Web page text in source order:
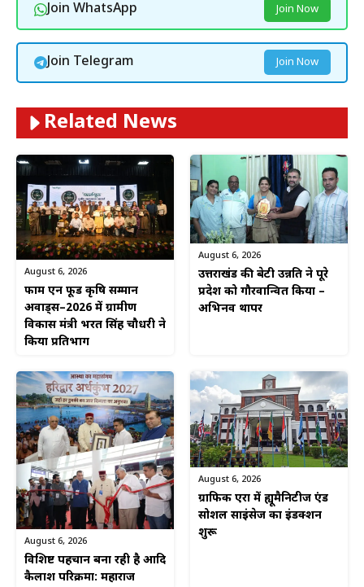
Join WhatsApp Join Now
Join Telegram Join Now
Related News
August 6, 2026
फार्म एन फूड कृषि सम्मान
अवार्ड्स–2026 में ग्रामीण
विकास मंत्री भरत सिंह चौधरी ने
किया प्रतिभाग
August 6, 2026
उत्तराखंड की बेटी उन्नति ने पूरे
प्रदेश को गौरवान्वित किया –
अभिनव थापर
August 6, 2026
विशिष्ट पहचान बना रही है आदि
कैलाश परिक्रमा: महाराज
August 6, 2026
ग्राफिक एरा में ह्यूमैनिटीज एंड
सोशल साइंसेज का इंडक्शन
शुरू